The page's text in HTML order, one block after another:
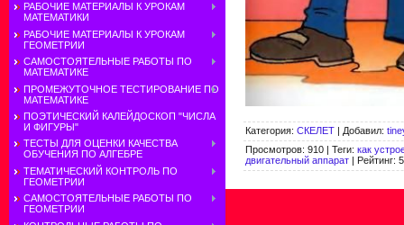
РАБОЧИЕ МАТЕРИАЛЫ К УРОКАМ
МАТЕМАТИКИ
РАБОЧИЕ МАТЕРИАЛЫ К УРОКАМ
ГЕОМЕТРИИ
САМОСТОЯТЕЛЬНЫЕ РАБОТЫ ПО
МАТЕМАТИКЕ
ПРОМЕЖУТОЧНОЕ ТЕСТИРОВАНИЕ ПО
МАТЕМАТИКЕ
ПОЭТИЧЕСКИЙ КАЛЕЙДОСКОП "ЧИСЛА
И ФИГУРЫ"
ТЕСТЫ ДЛЯ ОЦЕНКИ КАЧЕСТВА
ОБУЧЕНИЯ ПО АЛГЕБРЕ
ТЕМАТИЧЕСКИЙ КОНТРОЛЬ ПО
ГЕОМЕТРИИ
САМОСТОЯТЕЛЬНЫЕ РАБОТЫ ПО
ГЕОМЕТРИИ
Категория: СКЕЛЕТ | Добавил:
Просмотров: 910 | Теги: как
двигательный аппарат | Рейтинг: